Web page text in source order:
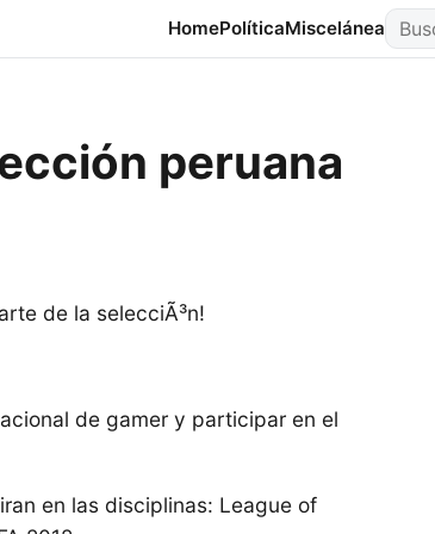
HomePolíticaMiscelánea
peruana
de la selecciÃ³n!
de gamer y participar en el
en las disciplinas: League of